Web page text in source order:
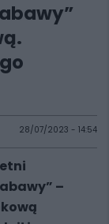
28/07/2023 - 14:54
–